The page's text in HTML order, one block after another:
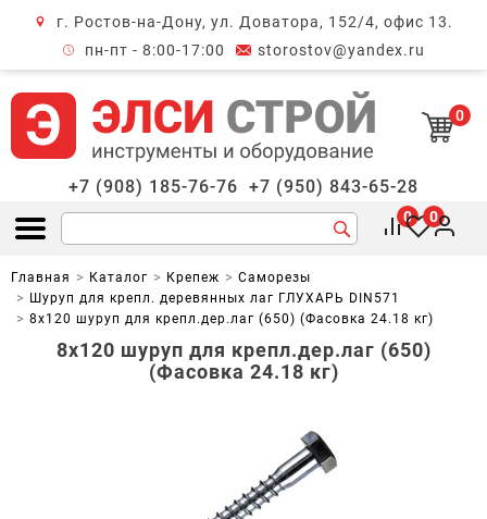
г. Ростов-на-Дону, ул. Доватора, 152/4, офис 13.
пн-пт - 8:00-17:00
storostov@yandex.ru
0
+7 (908) 185-76-76 +7 (950) 843-65-28
Открыть меню
0 0
Главная Каталог Крепеж
Саморезы
Шуруп для крепл. деревянных лаг ГЛУХАРЬ DIN571
8х120 шуруп для крепл.дер.лаг (650) (Фасовка 24.18 кг)
8х120 шуруп для крепл.дер.лаг (650)
(Фасовка 24.18 кг)